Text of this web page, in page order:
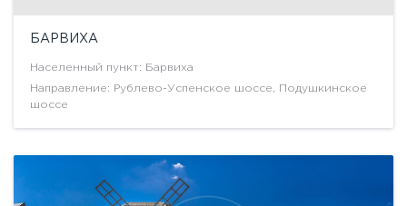
БАРВИХА
Населенный пункт: Барвиха
Направление: Рублево-Успенское шоссе, Подушкинское
шоссе